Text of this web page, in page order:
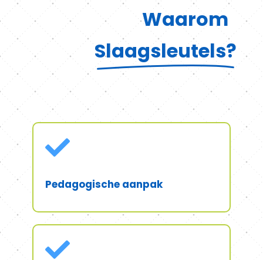
Waarom
Slaagsleutels?

Pedagogische aanpak
